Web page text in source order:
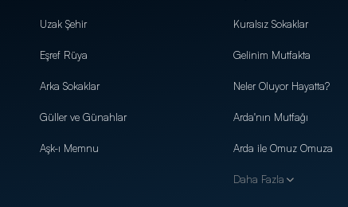
Uzak Şehir
Eşref Rüya
Arka Sokaklar
Güller ve Günahlar
Aşk-ı Memnu
Kuralsız Sokaklar
Gelinim Mutfakta
Neler Oluyor Hayatta?
Arda'nın Mutfağı
Arda ile Omuz Omuza
Daha Fazla